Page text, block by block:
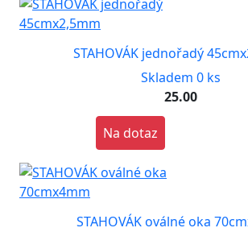
STAHOVÁK jednořadý
Skladem 0 ks
25.00
Na dotaz
STAHOVÁK oválné oka